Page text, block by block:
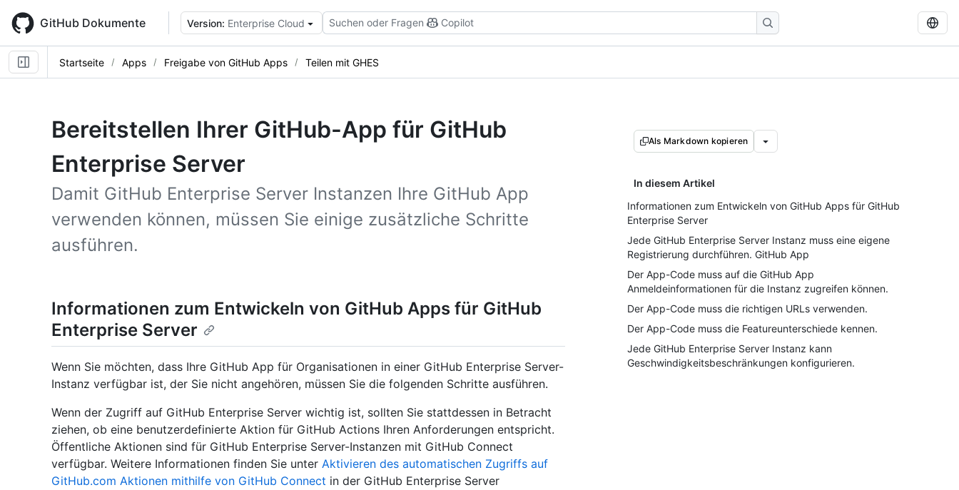
main
content
GitHub Dokumente Version: Enterprise Cloud Suchen oder Fragen Copilot
Startseite Apps Freigabe von GitHub Apps Teilen mit GHES
Bereitstellen Ihrer GitHub-App für GitHub
Enterprise Server
Damit GitHub Enterprise Server Instanzen Ihre GitHub App
verwenden können, müssen Sie einige zusätzliche Schritte
ausführen.
Als Markdown kopieren
In diesem Artikel
Informationen zum Entwickeln von GitHub Apps für GitHub
Enterprise Server
Jede GitHub Enterprise Server Instanz muss eine eigene
Registrierung durchführen. GitHub App
Der App-Code muss auf die GitHub App
Anmeldeinformationen für die Instanz zugreifen können.
Der App-Code muss die richtigen URLs verwenden.
Der App-Code muss die Featureunterschiede kennen.
Jede GitHub Enterprise Server Instanz kann
Geschwindigkeitsbeschränkungen konfigurieren.
Informationen zum Entwickeln von GitHub Apps für GitHub
Enterprise Server
Wenn Sie möchten, dass Ihre GitHub App für Organisationen in einer GitHub Enterprise Server-
Instanz verfügbar ist, der Sie nicht angehören, müssen Sie die folgenden Schritte ausführen.
Wenn der Zugriff auf GitHub Enterprise Server wichtig ist, sollten Sie stattdessen in Betracht
ziehen, ob eine benutzerdefinierte Aktion für GitHub Actions Ihren Anforderungen entspricht.
Öffentliche Aktionen sind für GitHub Enterprise Server-Instanzen mit GitHub Connect
verfügbar. Weitere Informationen finden Sie unter Aktivieren des automatischen Zugriffs auf
GitHub.com Aktionen mithilfe von GitHub Connect in der GitHub Enterprise Server